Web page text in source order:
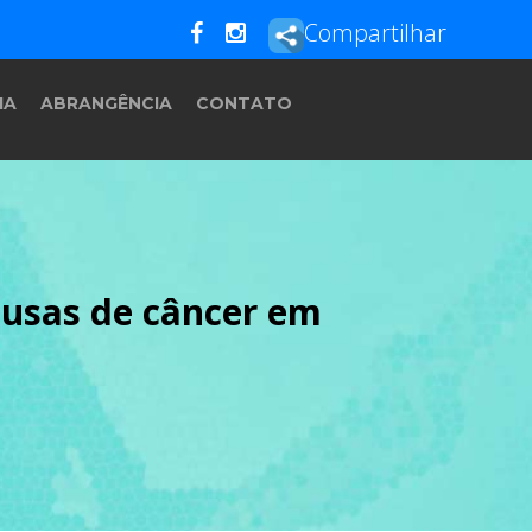
Compartilhar
ABRANGÊNCIA CONTATO
de câncer em